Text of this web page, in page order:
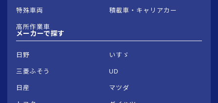
特殊車両
積載車・キャリアカー
高所作業車
メーカーで探す
日野
いすゞ
三菱ふそう
UD
日産
マツダ